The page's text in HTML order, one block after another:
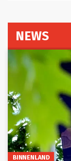
NEWS
BINNENLAND